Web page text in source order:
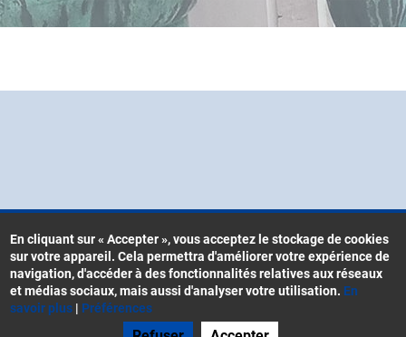
Menu
Pied
Contacts
CGU
Mentions légales
En cliquant sur « Accepter », vous acceptez le stockage de cookies
sur votre appareil. Cela permettra d'améliorer votre expérience de
navigation, d'accéder à des fonctionnalités relatives aux réseaux
et médias sociaux, mais aussi d'analyser votre utilisation. En
savoir plus | Préférences